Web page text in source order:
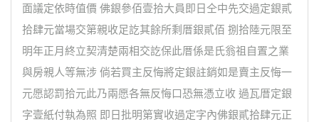
面議定依時值價 佛銀參佰壹拾大員即日仝中先交過定銀貳
拾肆元當場交第親收足訖其餘所剩厝銀貳佰 捌拾陸元限至
明年正月終立契清楚兩相交訖保此厝係是氏翁祖自置之業
與房親人等無涉 倘若買主反悔將定銀註銷如是賣主反悔一
元愿認罰拾元此乃兩愿各無反悔口恐無憑立收 過瓦厝定銀
字壹紙付執為照 即日批明第實收過定字內佛銀貳拾肆元正